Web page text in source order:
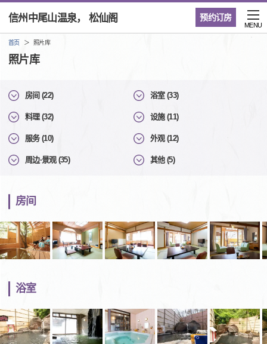
预约订房
信州中尾山温泉， 松仙阁
MENU
首页 照片库
照片库
房间 (22) 浴室 (33)
料理 (32) 设施 (11)
服务 (10) 外观 (12)
周边·景观 (35) 其他 (5)
房间
浴室